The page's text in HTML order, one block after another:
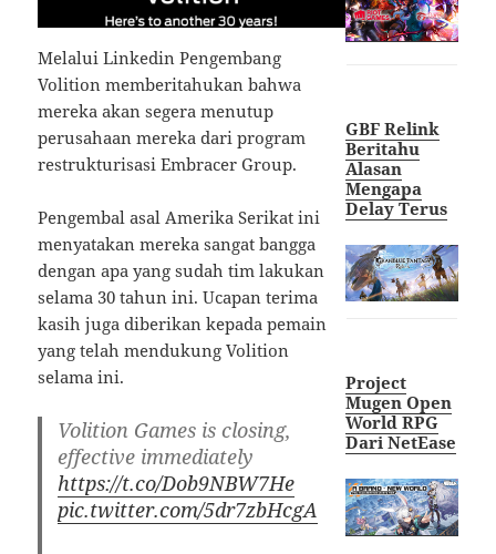
Melalui Linkedin Pengembang
Volition memberitahukan bahwa
mereka akan segera menutup
perusahaan mereka dari program
restrukturisasi Embracer Group.
Pengembal asal Amerika Serikat ini
menyatakan mereka sangat bangga
dengan apa yang sudah tim lakukan
selama 30 tahun ini. Ucapan terima
kasih juga diberikan kepada pemain
yang telah mendukung Volition
selama ini.
Volition Games is closing,
effective immediately
https://t.co/Dob9NBW7He
pic.twitter.com/5dr7zbHcgA
GBF Relink
Beritahu
Alasan
Mengapa
Delay Terus
Project
Mugen Open
World RPG
Dari NetEase